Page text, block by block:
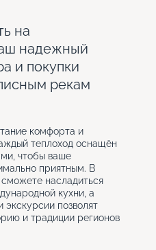
на
надежный
и покупки
рекам
комфорта и
теплоход оснащён
чтобы ваше
приятным. В
насладиться
кухни, а
позволят
и традиции регионов